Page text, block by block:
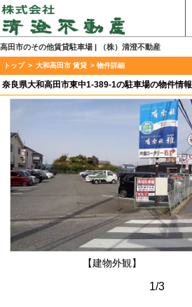
高田市のその他賃貸駐車場 | （株）清澄不動産
トップ > 大和高田市 賃貸 > 物件詳細
奈良県大和高田市東中1-389-1の駐車場の物件情報
【建物外観】
1/3